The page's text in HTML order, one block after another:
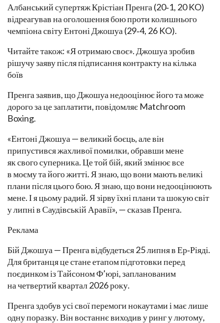
Албанський супертяж Крістіан Пренга (20‑1, 20 KO)
відреагував на оголошення бою проти колишнього
чемпіона світу Ентоні Джошуа (29‑4, 26 KO).
Читайте також: «Я отримаю своє». Джошуа зробив
рішучу заяву після підписання контракту на кілька
боїв
Пренга заявив, що Джошуа недооцінює його та може
дорого за це заплатити, повідомляє Matchroom
Boxing.
«Ентоні Джошуа — великий боєць, але він
припустився жахливої ​​помилки, обравши мене
як свого суперника. Це той бій, який змінює все
в моєму та його житті. Я знаю, що вони мають великі
плани після цього бою. Я знаю, що вони недооцінюють
мене. І я цьому радий. Я зірву їхні плани та шокую світ
у липні в Саудівській Аравії», — сказав Пренга.
Реклама
Бій Джошуа — Пренга відбудеться 25 липня в Ер‑Ріяді.
Для британця це стане етапом підготовки перед
поєдинком із Тайсоном Ф’юрі, запланованим
на четвертий квартал 2026 року.
Пренга здобув усі свої перемоги нокаутами і має лише
одну поразку. Він востаннє виходив у ринг у лютому,